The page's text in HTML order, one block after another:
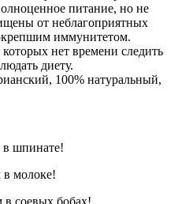
питание, но не
от неблагоприятных
иммунитетом.
нет времени следить
диету.
100% натуральный,
в шпинате!
в молоке!
в соевых бобах!